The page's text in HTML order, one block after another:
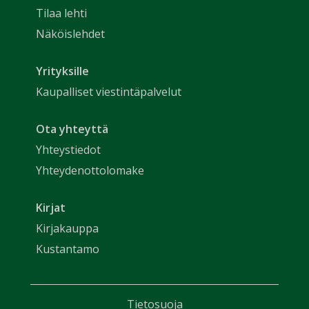
Tilaa lehti
Näköislehdet
Yrityksille
Kaupalliset viestintäpalvelut
Ota yhteyttä
Yhteystiedot
Yhteydenottolomake
Kirjat
Kirjakauppa
Kustantamo
Tietosuoja